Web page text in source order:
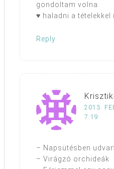
gondoltam volna
♥ haladni a tételekkel
Reply
2013.
7:19
– Napsütésben
– Virágzó orchideák